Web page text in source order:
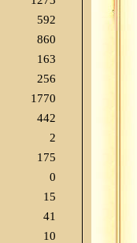
592
860
163
256
1770
442
2
175
0
15
41
10